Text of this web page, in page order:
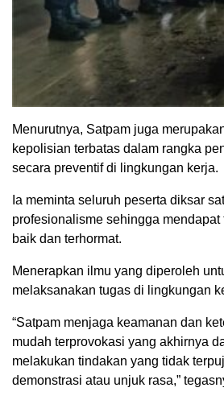
Menurutnya, Satpam juga
kepolisian terbatas dalam rangka
secara preventif di lingkungan kerja.
Ia meminta seluruh peserta diksar
profesionalisme sehingga mendapat
baik dan terhormat.
Menerapkan ilmu yang diperoleh
melaksanakan tugas di lingkungan
“Satpam menjaga keamanan dan
mudah terprovokasi yang akhirnya
melakukan tindakan yang tidak
demonstrasi atau unjuk rasa,”